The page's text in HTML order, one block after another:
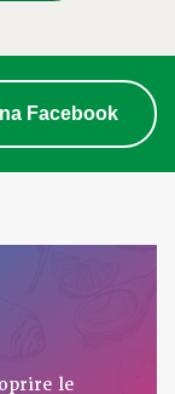
Facebook
le